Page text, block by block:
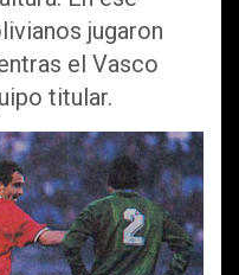
jugaron
el Vasco
titular.